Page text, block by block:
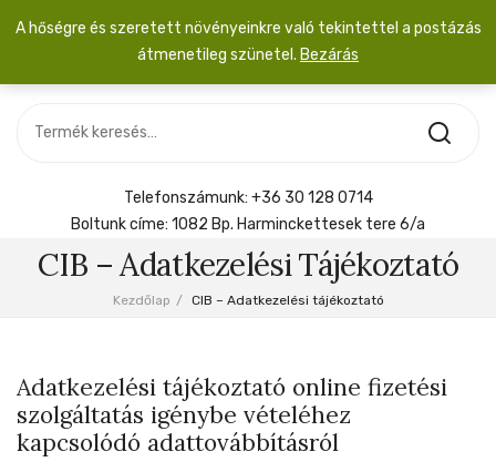
SZOBANÖVÉNY
KIEGÉSZÍTŐK
MENYASSZONYI CSOKOR
Menyasszonyi csokor
Telefonszámunk: +36 30 128 0714
Boltunk címe: 1082 Bp. Harminckettesek tere 6/a
CIB – Adatkezelési Tájékoztató
Kezdőlap / CIB – Adatkezelési tájékoztató
Adatkezelési tájékoztató online fizetési
szolgáltatás igénybe vételéhez
kapcsolódó adattovábbításról
A hőségre és szeretett növényeinkre való tekintettel a postázás
átmenetileg szünetel. Bezárás